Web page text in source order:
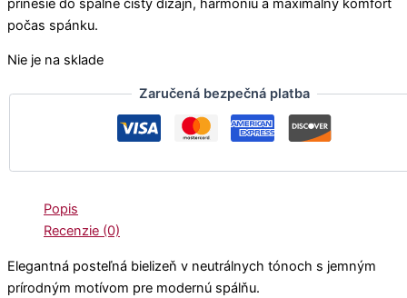
prinesie do spálne čistý dizajn, harmóniu a maximálny komfort
počas spánku.
Nie je na sklade
Zaručená bezpečná platba
Popis
Recenzie (0)
Elegantná posteľná bielizeň v neutrálnych tónoch s jemným
prírodným motívom pre modernú spálňu.